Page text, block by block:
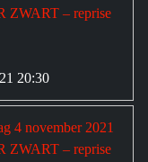
ZWART – reprise
20:30
4 november 2021
ZWART – reprise